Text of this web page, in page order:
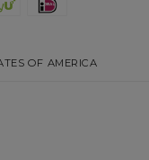
OF AMERICA